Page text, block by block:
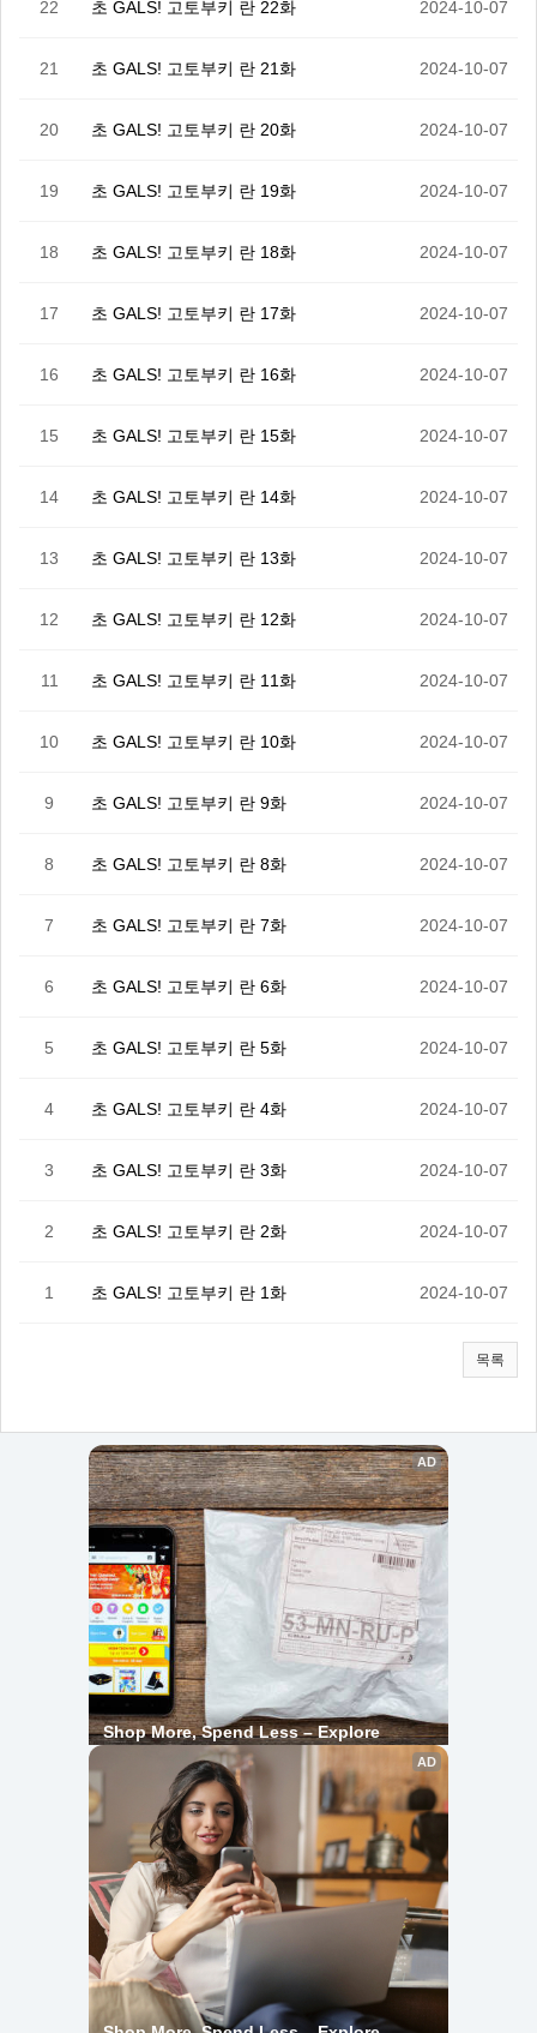
22 초 GALS! 고토부키 란 22화 2024-10-07
21 초 GALS! 고토부키 란 21화 2024-10-07
20 초 GALS! 고토부키 란 20화 2024-10-07
19 초 GALS! 고토부키 란 19화 2024-10-07
18 초 GALS! 고토부키 란 18화 2024-10-07
17 초 GALS! 고토부키 란 17화 2024-10-07
16 초 GALS! 고토부키 란 16화 2024-10-07
15 초 GALS! 고토부키 란 15화 2024-10-07
14 초 GALS! 고토부키 란 14화 2024-10-07
13 초 GALS! 고토부키 란 13화 2024-10-07
12 초 GALS! 고토부키 란 12화 2024-10-07
11 초 GALS! 고토부키 란 11화 2024-10-07
10 초 GALS! 고토부키 란 10화 2024-10-07
9 초 GALS! 고토부키 란 9화 2024-10-07
8 초 GALS! 고토부키 란 8화 2024-10-07
7 초 GALS! 고토부키 란 7화 2024-10-07
6 초 GALS! 고토부키 란 6화 2024-10-07
5 초 GALS! 고토부키 란 5화 2024-10-07
4 초 GALS! 고토부키 란 4화 2024-10-07
3 초 GALS! 고토부키 란 3화 2024-10-07
2 초 GALS! 고토부키 란 2화 2024-10-07
1 초 GALS! 고토부키 란 1화 2024-10-07
목록